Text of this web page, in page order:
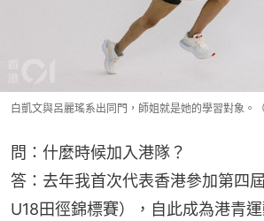
白凱文與呂麗瑤系出同門，師姐就是她的學習對象。（
問：什麼時候加入港隊？
答：去年我首次代表香港參加第四
U18田徑錦標賽），自此成為港青